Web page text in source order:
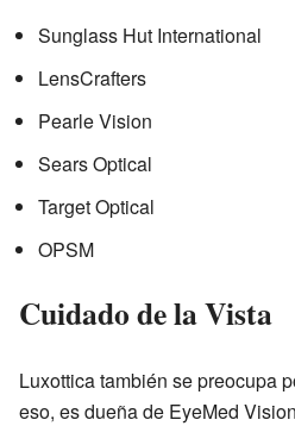
Sunglass Hut International
LensCrafters
Pearle Vision
Sears Optical
Target Optical
OPSM
Cuidado de la Vista
Luxottica también se preocupa
eso, es dueña de EyeMed